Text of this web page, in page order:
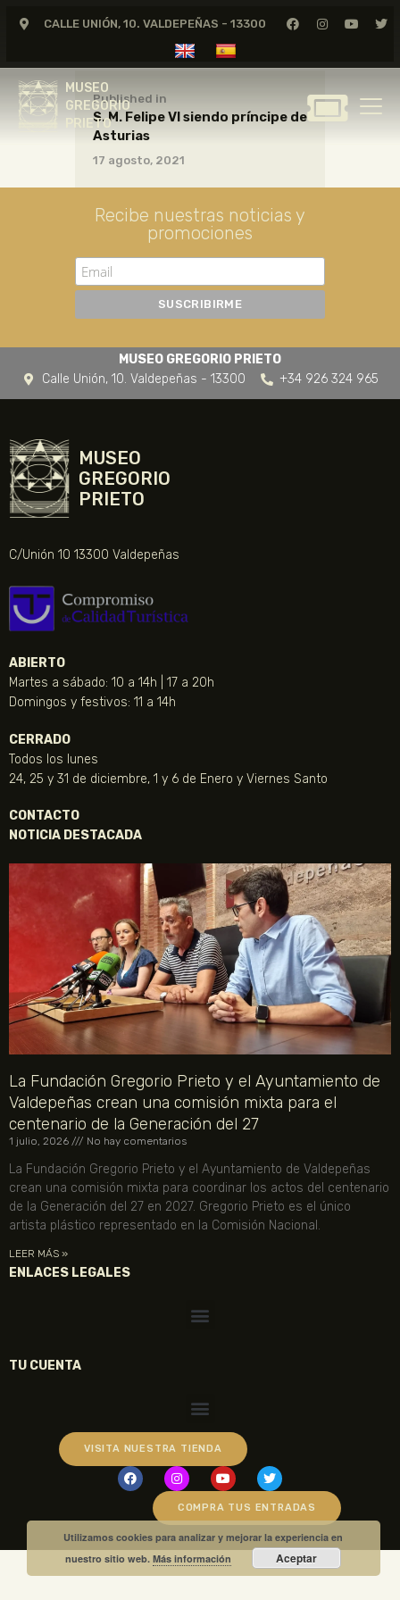
CALLE UNIÓN, 10. VALDEPEÑAS - 13300
MUSEO
GREGORIO
PRIETO
MUSEO
GREGORIO
GREGORIO PRIETO
CERTAMEN DE DIBUJO
FUNDACIÓN
TIENDA
NOTICIAS
Published in
S. M. Felipe VI siendo príncipe de
Asturias
17 agosto, 2021
Recibe nuestras noticias y
promociones
MUSEO GREGORIO PRIETO
Calle Unión, 10. Valdepeñas - 13300
+34 926 324 965
MUSEO
GREGORIO
PRIETO
C/Unión 10 13300 Valdepeñas
ABIERTO
Martes a sábado: 10 a 14h | 17 a 20h
Domingos y festivos: 11 a 14h
CERRADO
Todos los lunes
24, 25 y 31 de diciembre, 1 y 6 de Enero y Viernes Santo
CONTACTO
NOTICIA DESTACADA
La Fundación Gregorio Prieto y el Ayuntamiento de
Valdepeñas crean una comisión mixta para el
centenario de la Generación del 27
1 julio, 2026 No hay comentarios
La Fundación Gregorio Prieto y el Ayuntamiento de Valdepeñas
crean una comisión mixta para coordinar los actos del centenario
de la Generación del 27 en 2027. Gregorio Prieto es el único
artista plástico representado en la Comisión Nacional.
LEER MÁS »
ENLACES LEGALES
TU CUENTA
VISITA NUESTRA TIENDA
COMPRA TUS ENTRADAS
Utilizamos cookies para analizar y mejorar la experiencia en
nuestro sitio web.Más información Aceptar